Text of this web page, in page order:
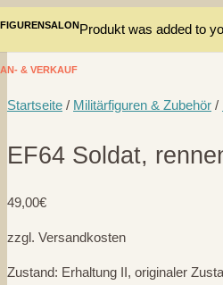
FIGURENSALON
AN- & VERKAUF
Produkt was added to
Startseite / Militärfiguren & Zubehör /
EF64 Soldat,
49,00€
zzgl. Versandkosten
Zustand: Erhaltung II, originaler